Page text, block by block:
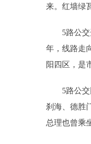
来。红墙绿
5路公交开
年，线路走
阳四区，是
5路公交因
刹海、德胜
总理也曾乘